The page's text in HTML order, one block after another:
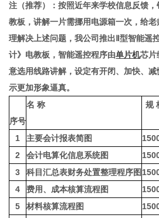
注（推荐）：按照近年来学校信息反馈
教板，讲解一片需挪用电源箱一次，给
理解决上述问题，我公司推出Ⅱ型智能遥
计》电教板，智能遥控程序由单片机芯片
意选用线路讲解，设定有开闭、加快、
示更加形象逼真。
序号
名 称 规
1 主要会计报表简图
2
会计电算化信息系统图
3
科目汇总表财务处置整理程序图
4
费用、成本核算流程图
5
材料核算流程图